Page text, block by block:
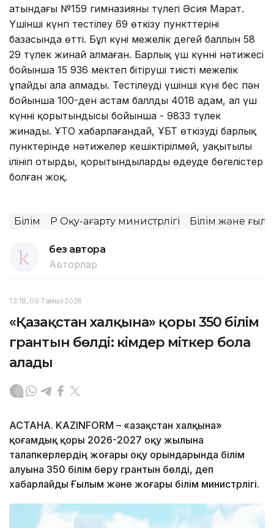
атындағы №159 гимназияның түлегі Әсия Марат.
Үшінші күнгі тестілеу 69 өткізу пункттерінің
базасында өтті. Бұл күні межелік деңгей баллын 58
29 түлек жинай алмаған. Барлық үш күннің нәтижесі
бойынша 15 936 мектеп бітіруші тиісті межелік
ұпайды ала алмады. Тестілеудің үшінші күні бес пән
бойынша 100-ден астам баллды 4018 адам, ал үш
күннің қорытындысы бойынша - 9833 түлек
жинады. ҰТО хабарлағандай, ҰБТ өткізудің барлық
пунктерінде нәтижелер кешіктірілмей, уақытылы
ілініп отырды, қорытындыларды өңдеуде бөгелістер
болған жоқ.
Білім ҚР Оқу-ағарту министрлігі Білім және
без автора
Авторлар
13:18, 09 Тамыз 2026
«Қазақстан халқына» қоры 350 білім
грантын бөлді: кімдер үміткер бола
алады
АСТАНА. KAZINFORM – «Қазақстан халқына»
қоғамдық қоры 2026-2027 оқу жылына
талапкерлердің жоғары оқу орындарында білім
алуына 350 білім беру грантын бөлді, деп
хабарлайды Ғылым және жоғары білім министрлігі.